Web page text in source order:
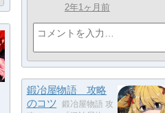
2年1ヶ月前
鍛冶屋物語 攻略
のコツ
鍛冶屋物語 攻